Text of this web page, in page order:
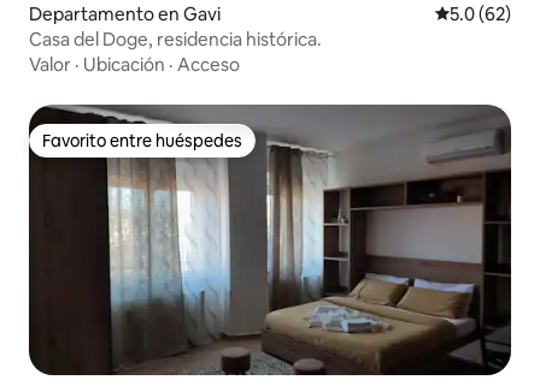
Departamento en Gavi Calificación
5.0 (62)
Casa del Doge, residencia histórica.
Valor · Ubicación · Acceso
Favorito entre huéspedes
Favorito entre huéspedes